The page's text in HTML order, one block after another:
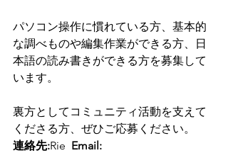
パソコン操作に慣れている方、基本的
な調べものや編集作業ができる方、日
本語の読み書きができる方を募集して
います。
裏方としてコミュニティ活動を支えて
くださる方、ぜひご応募ください。
連絡先:Rie Email: